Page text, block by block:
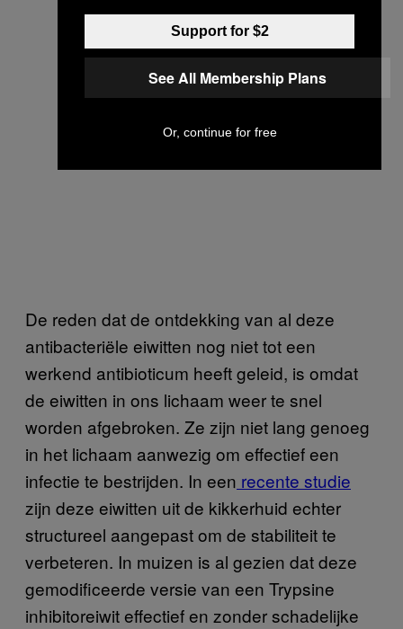
De reden dat de ontdekking van al deze
antibacteriële eiwitten nog niet tot een
werkend antibioticum heeft geleid, is omdat
de eiwitten in ons lichaam weer te snel
worden afgebroken. Ze zijn niet lang genoeg
in het lichaam aanwezig om effectief een
infectie te bestrijden. In een recente studie
zijn deze eiwitten uit de kikkerhuid echter
structureel aangepast om de stabiliteit te
verbeteren. In muizen is al gezien dat deze
gemodificeerde versie van een Trypsine
inhibitoreiwit effectief en zonder schadelijke
Support for $2
See All Membership Plans
Or, continue for free